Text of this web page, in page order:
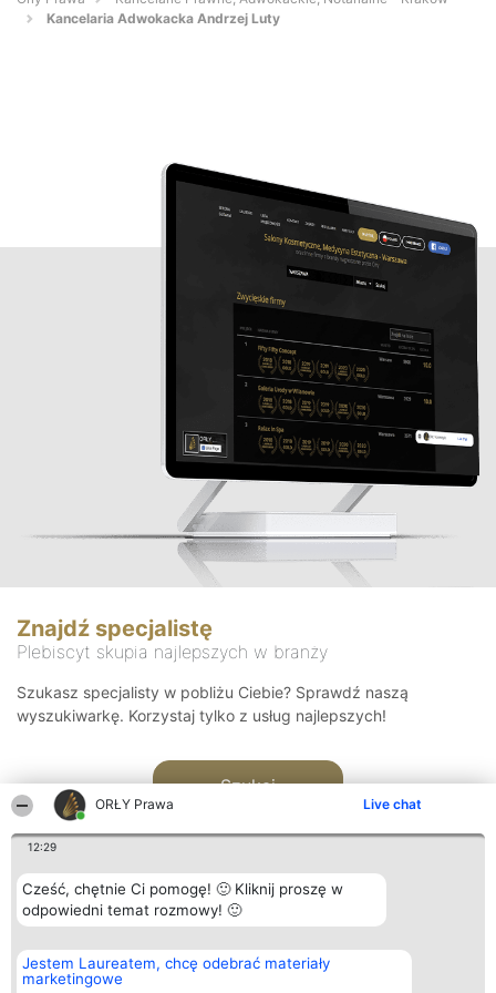
ORŁY Prawa Live chat
12:29
Cześć, chętnie Ci pomogę! 🙂 Kliknij proszę w
odpowiedni temat rozmowy! 🙂
Jestem Laureatem, chcę odebrać materiały
marketingowe
Kancelaria Adwokacka Andrzej Luty
Znajdź specjalistę
Plebiscyt skupia najlepszych w branży
Szukasz specjalisty w pobliżu Ciebie? Sprawdź naszą
wyszukiwarkę. Korzystaj tylko z usług najlepszych!
Szukaj
Organizator plebiscytu
Bright Side Solutions sp. z o.
o. sp. k.
Plebiscyt
Laureaci
Kontakt
Kontakt